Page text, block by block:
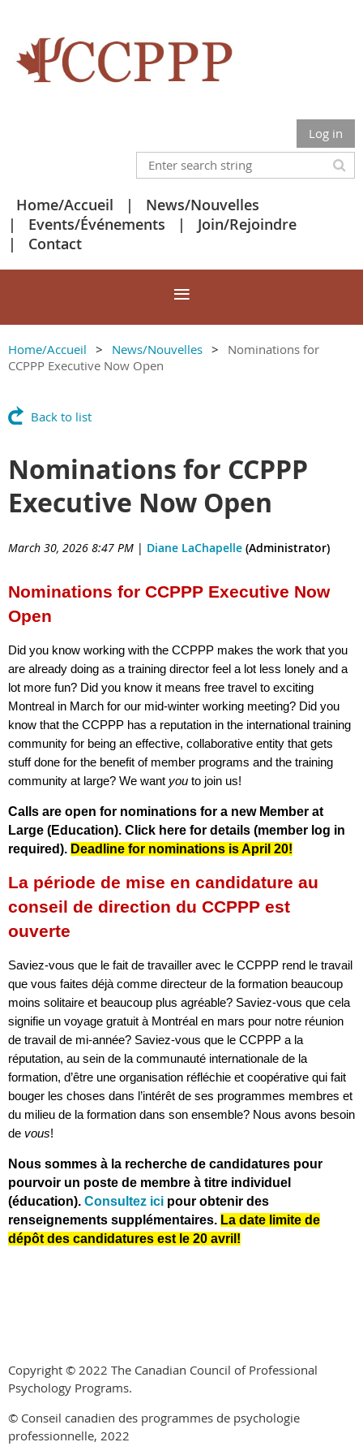
Log in
Home/Accueil
News/Nouvelles
Events/Événements
Join/Rejoindre
Contact
Home/Accueil News/Nouvelles
Nominations for
CCPPP Executive Now Open
Back to list
Nominations for CCPPP
Executive Now Open
March 30, 2026 8:47 PM | Diane LaChapelle (Administrator)
Nominations for CCPPP Executive Now
Open
Did you know working with the CCPPP makes the work that you
are already doing as a training director feel a lot less lonely and a
lot more fun? Did you know it means free travel to exciting
Montreal in March for our mid-winter working meeting? Did you
know that the CCPPP has a reputation in the international training
community for being an effective, collaborative entity that gets
stuff done for the benefit of member programs and the training
community at large? We want you to join us!
Calls are open for nominations for a new Member at
Large (Education). Click here for details (member log in
required). Deadline for nominations is April 20!
La période de mise en candidature au
conseil de direction du CCPPP est
ouverte
Saviez-vous que le fait de travailler avec le CCPPP rend le travail
que vous faites déjà comme directeur de la formation beaucoup
moins solitaire et beaucoup plus agréable? Saviez-vous que cela
signifie un voyage gratuit à Montréal en mars pour notre réunion
de travail de mi-année? Saviez-vous que le CCPPP a la
réputation, au sein de la communauté internationale de la
formation, d’être une organisation réfléchie et coopérative qui fait
bouger les choses dans l’intérêt de ses programmes membres et
du milieu de la formation dans son ensemble? Nous avons besoin
de vous!
Nous sommes à la recherche de candidatures pour
pourvoir un poste de membre à titre individuel
(éducation). Consultez ici pour obtenir des
renseignements supplémentaires. La date limite de
dépôt des candidatures est le 20 avril!
Copyright © 2022 The Canadian Council of Professional
Psychology Programs.
© Conseil canadien des programmes de psychologie
professionnelle, 2022